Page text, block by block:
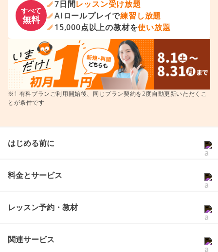
無料登録からはじめよう
すべて
無料
7日間レッスン受け放題
AIロールプレイで練習し放題
15,000点以上の教材を使い放題
とが条件です
はじめる前に
料金とサービス
レッスン予約・教材